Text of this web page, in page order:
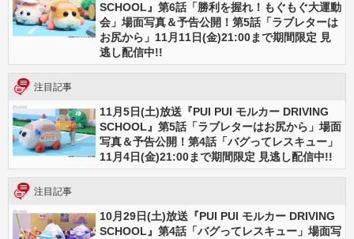
SCHOOL』第6話「勝利を握れ！もぐもぐ大運動
会」場面写真＆予告公開！第5話「ラブレターは
お尻から」11月11日(金)21:00まで期間限定 見
逃し配信中!!
注目記事
11月5日(土)放送『PUI PUI モルカー DRIVING
SCHOOL』第5話「ラブレターはお尻から」場面
写真＆予告公開！第4話「バグってレスキュー」
11月4日(金)21:00まで期間限定 見逃し配信中!!
注目記事
10月29日(土)放送『PUI PUI モルカー DRIVING
SCHOOL』第4話「バグってレスキュー」場面写